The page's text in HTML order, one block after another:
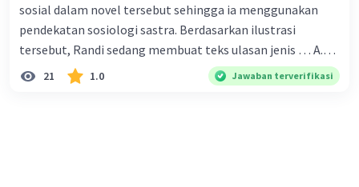
sosial dalam novel tersebut sehingga ia menggunakan
pendekatan sosiologi sastra. Berdasarkan ilustrasi
tersebut, Randi sedang membuat teks ulasan jenis … A.
deskriptif B. objektif C. informatif D. kritis
21 1.0 Jawaban terverifikasi